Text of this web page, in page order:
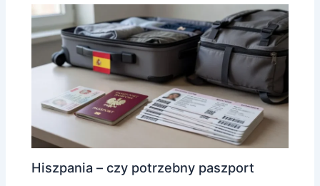
Hiszpania – czy potrzebny paszport